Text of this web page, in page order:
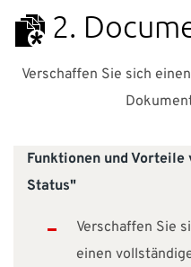
2.
Verschaffen Sie sich
Funktionen und
Status"
Verschaffen Sie
einen